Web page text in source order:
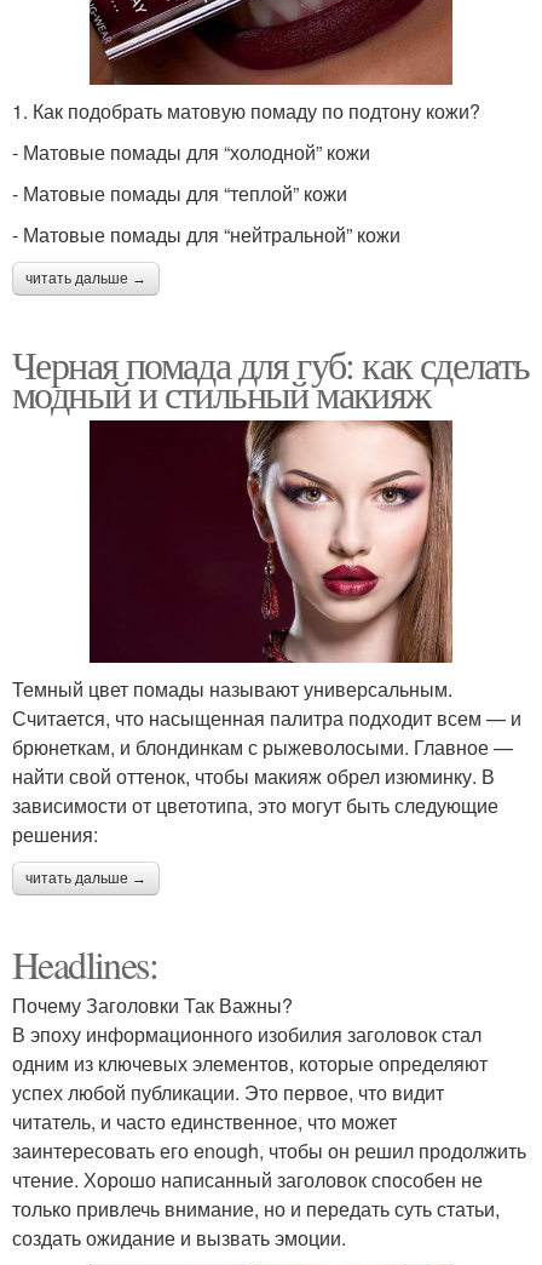
1. Как подобрать матовую помаду по подтону кожи?
- Матовые помады для “холодной” кожи
- Матовые помады для “теплой” кожи
- Матовые помады для “нейтральной” кожи
читать дальше →
Черная помада для губ: как сделать
модный и стильный макияж
Темный цвет помады называют универсальным.
Считается, что насыщенная палитра подходит всем — и
брюнеткам, и блондинкам с рыжеволосыми. Главное —
найти свой оттенок, чтобы макияж обрел изюминку. В
зависимости от цветотипа, это могут быть следующие
решения:
читать дальше →
Headlines:
Почему Заголовки Так Важны?
В эпоху информационного изобилия заголовок стал
одним из ключевых элементов, которые определяют
успех любой публикации. Это первое, что видит
читатель, и часто единственное, что может
заинтересовать его enough, чтобы он решил продолжить
чтение. Хорошо написанный заголовок способен не
только привлечь внимание, но и передать суть статьи,
создать ожидание и вызвать эмоции.